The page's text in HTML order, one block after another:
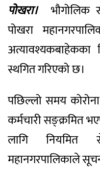
पोखरा।
पोखरा
अत्यावश्यकबाहेकका
स्थगित गरिएको छ।
पछिल्लो समय
कर्मचारी सङ्क्रमित
लागि नियमित
महानगरपालिकाले